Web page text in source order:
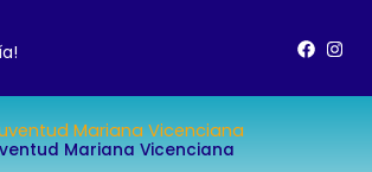
Mariana Vicenciana
MENÚ